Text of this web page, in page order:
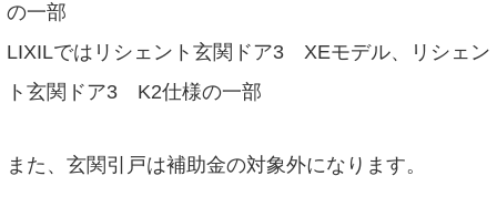
の一部
LIXILではリシェント玄関ドア3 XEモデル、リシェン
ト玄関ドア3 K2仕様の一部
また、玄関引戸は補助金の対象外になります。